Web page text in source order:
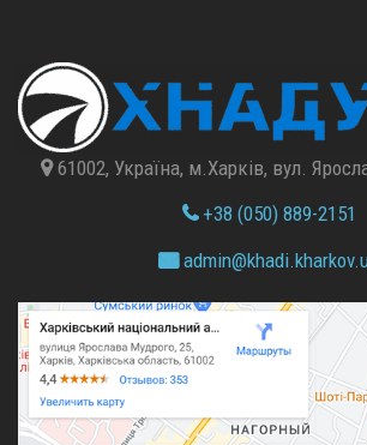
61002, Україна, м.Харків, вул.
+38 (050) 889-2151
admin@khadi.kharkov.